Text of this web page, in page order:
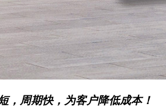
，周期快，为客户降低成本！